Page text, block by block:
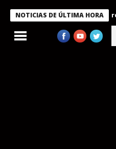
NOTICIAS DE ÚLTIMA HORA
condecora a miembros